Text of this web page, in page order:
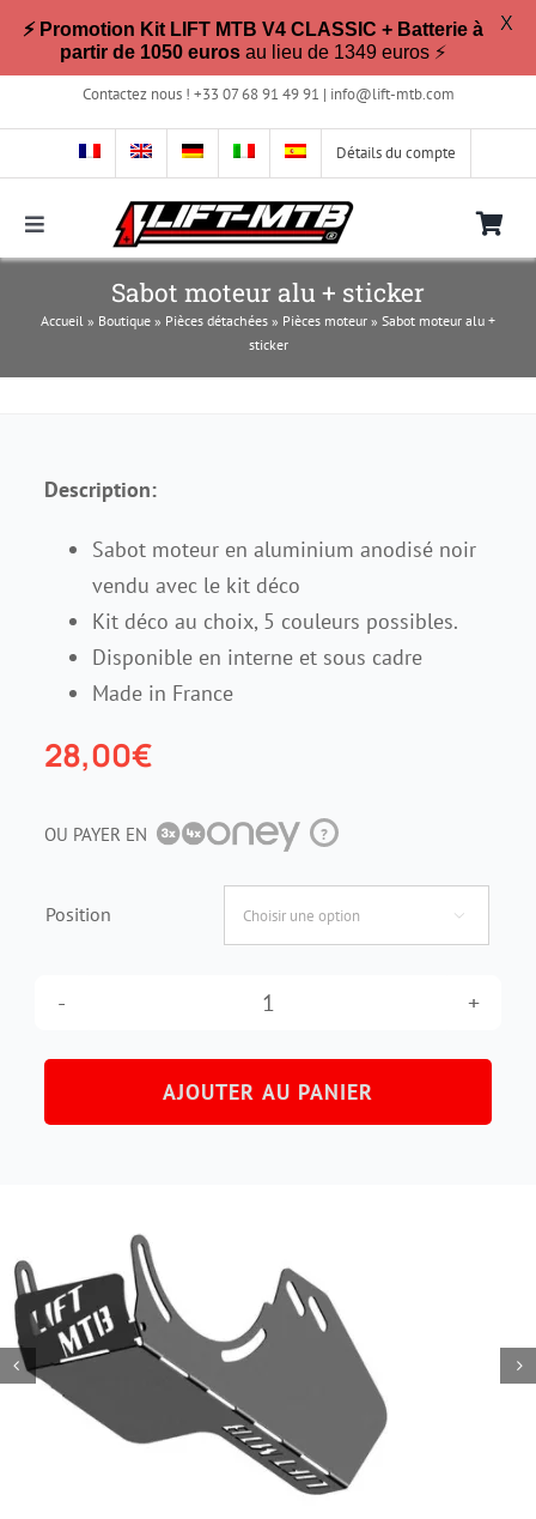
au
Contactez nous ! +33 07 68 91 49 91 | info@lift-mtb.com
Détails du compte
Toggle
Navigation
Compatible avec mon vélo ?
Sabot moteur alu + sticker
Accueil » Boutique » Pièces détachées » Pièces moteur » Sabot moteur alu +
sticker
Description:
Sabot moteur en aluminium anodisé noir
vendu avec le kit déco
Kit déco au choix, 5 couleurs possibles.
Disponible en interne et sous cadre
Made in France
28,00€
OU PAYER EN ?
Position 
quantité
de
Sabot
AJOUTER AU PANIER
⚡ Promotion Kit LIFT MTB V4 CLASSIC + Batterie à
partir de 1050 euros au lieu de 1349 euros ⚡
X